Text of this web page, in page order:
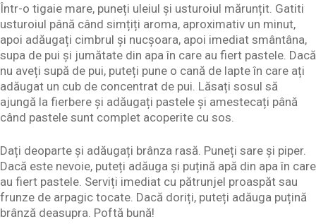
Într-o tigaie mare, puneți uleiul și usturoiul mărunțit. Gatiti
usturoiul până când simțiți aroma, aproximativ un minut,
apoi adăugați cimbrul și nucșoara, apoi imediat smântâna,
supa de pui și jumătate din apa în care au fiert pastele. Dacă
nu aveți supă de pui, puteți pune o cană de lapte în care ați
adăugat un cub de concentrat de pui. Lăsați sosul să
ajungă la fierbere și adăugați pastele și amestecați până
când pastele sunt complet acoperite cu sos.
Dați deoparte și adăugați brânza rasă. Puneți sare și piper.
Dacă este nevoie, puteți adăuga și puțină apă din apa în care
au fiert pastele. Serviți imediat cu pătrunjel proaspăt sau
frunze de arpagic tocate. Dacă doriți, puteți adăuga puțină
brânză deasupra. Poftă bună!